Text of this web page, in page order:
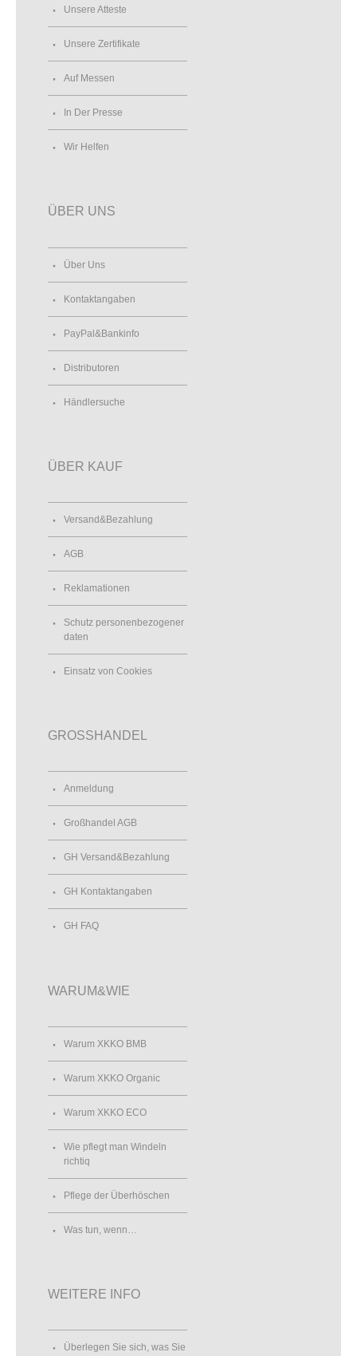
Unsere Atteste
Unsere Zertifikate
Auf Messen
In Der Presse
Wir Helfen
ÜBER UNS
Über Uns
Kontaktangaben
PayPal&Bankinfo
Distributoren
Händlersuche
ÜBER KAUF
Versand&Bezahlung
AGB
Reklamationen
Schutz personenbezogener
daten
Einsatz von Cookies
GROSSHANDEL
Anmeldung
Großhandel AGB
GH Versand&Bezahlung
GH Kontaktangaben
GH FAQ
WARUM&WIE
Warum XKKO BMB
Warum XKKO Organic
Warum XKKO ECO
Wie pflegt man Windeln
richtiq
Pflege der Überhöschen
Was tun, wenn…
WEITERE INFO
Überlegen Sie sich, was Sie